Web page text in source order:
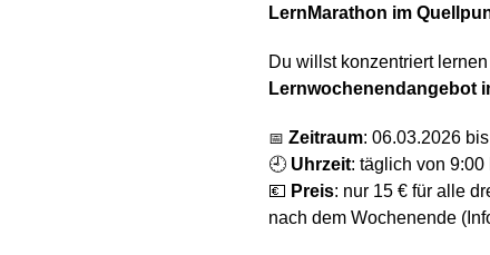
LernMarathon im
Du willst konzentriert
Lernwochenendangebot
📅 Zeitraum: 06.03.2026
🕘 Uhrzeit: täglich von 9:00
💶 Preis: nur 15 € für alle
nach dem Wochenende